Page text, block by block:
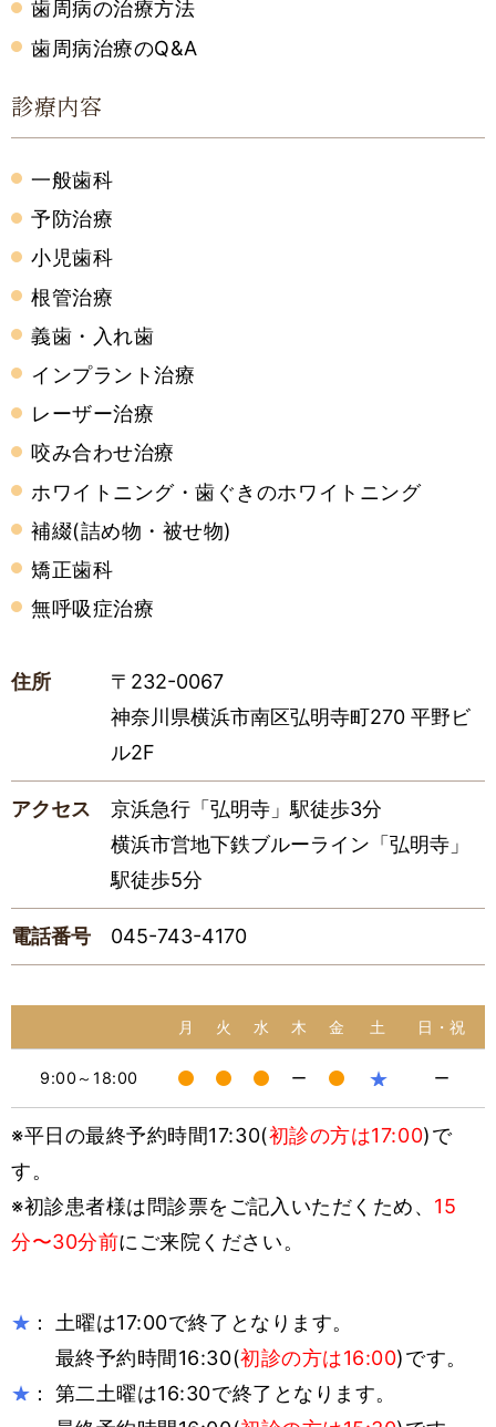
歯周病の治療方法
歯周病治療のQ&A
診療内容
一般歯科
予防治療
小児歯科
根管治療
義歯・入れ歯
インプラント治療
レーザー治療
咬み合わせ治療
ホワイトニング・歯ぐきのホワイトニング
補綴(詰め物・被せ物)
矯正歯科
無呼吸症治療
住所
〒232-0067
神奈川県横浜市南区弘明寺町270 平野ビ
ル2F
アクセス
京浜急行「弘明寺」駅徒歩3分
横浜市営地下鉄ブルーライン「弘明寺」
駅徒歩5分
電話番号 045-743-4170
月 火 水 木 金 土 日・祝
9:00～18:00 ー ★ ー
※平日の最終予約時間17:30(初診の方は17:00)で
す。
※初診患者様は問診票をご記入いただくため、 15
分〜30分前にご来院ください。
★ ：
土曜は17:00で終了となります。
最終予約時間16:30(初診の方は16:00)です。
★ ：
第二土曜は16:30で終了となります。